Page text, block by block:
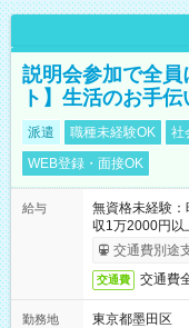
説明会参加で全
ト】生活のお手伝
派遣 職種未経験OK 社
WEB登録・面接OK
給与
無資格未経験
収1万2000円以
交通費別途
交通費 交通費
勤務地
東京都墨田区